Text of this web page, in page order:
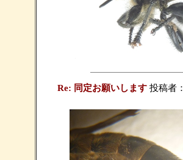
Re: 同定お願いします投稿者：